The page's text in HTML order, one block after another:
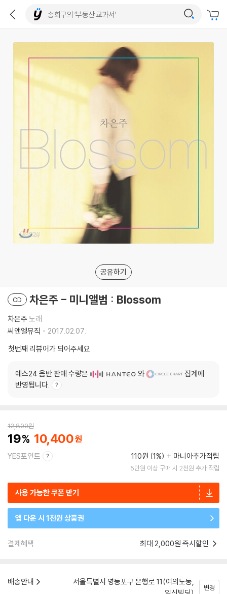
공유하기
CD 차은주 - 미니앨범 : Blossom
차은주 노래
씨앤엘뮤직
2017.02.07.
첫번째 리뷰어가 되어주세요
예스24 음반 판매 수량은 와
집계에
반영됩니다.
12,800원
19 10,400
YES포인트 110원 (1%) 마니아추가적립
5만원 이상 구매 시 2천원 추가 적립
사용 가능한 쿠폰 받기
앱 다운 시 1천원 상품권
결제혜택 최대 2,000원 즉시할인
배송안내
서울특별시 영등포구 은행로 11(여의도동,
변경